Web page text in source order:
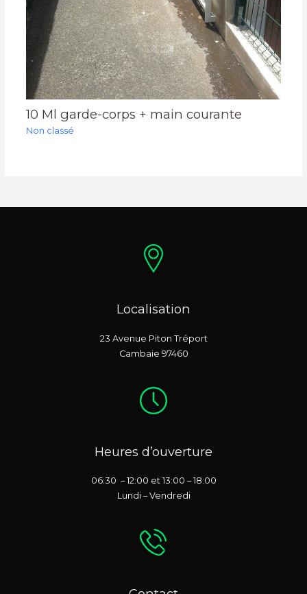
10 Ml garde-corps + main courante
Non classé
Localisation
23 Avenue Piton Tréport
Cambaie 97460
Heures d’ouverture
06:30 – 12:00 et 13:00 – 18:00
Lundi – Vendredi